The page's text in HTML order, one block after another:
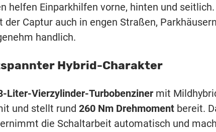
helfen Einparkhilfen vorne, hinten und seitlich.
der Captur auch in engen Straßen, Parkhäusern
handlich.
Hybrid-Charakter
Liter-Vierzylinder-Turbobenziner mit
und stellt rund 260 Nm Drehmoment bereit.
die Schaltarbeit automatisch und